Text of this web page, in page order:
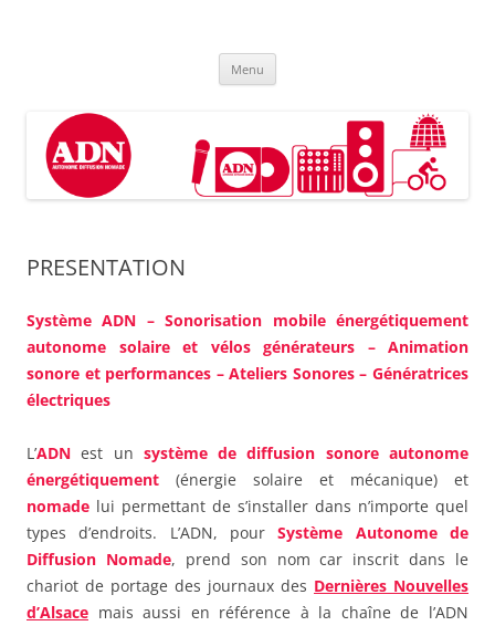
Menu
PRESENTATION
Système ADN – Sonorisation mobile énergétiquement
autonome solaire et vélos générateurs – Animation
sonore et performances – Ateliers Sonores – Génératrices
électriques
L’ADN est un système de diffusion sonore autonome
énergétiquement (énergie solaire et mécanique) et
nomade lui permettant de s’installer dans n’importe quel
types d’endroits. L’ADN, pourSystème Autonome de
Diffusion Nomade, prend son nom car inscrit dans le
chariot de portage des journaux des Dernières Nouvelles
d’Alsace mais aussi en référence à la chaîne de l’ADN